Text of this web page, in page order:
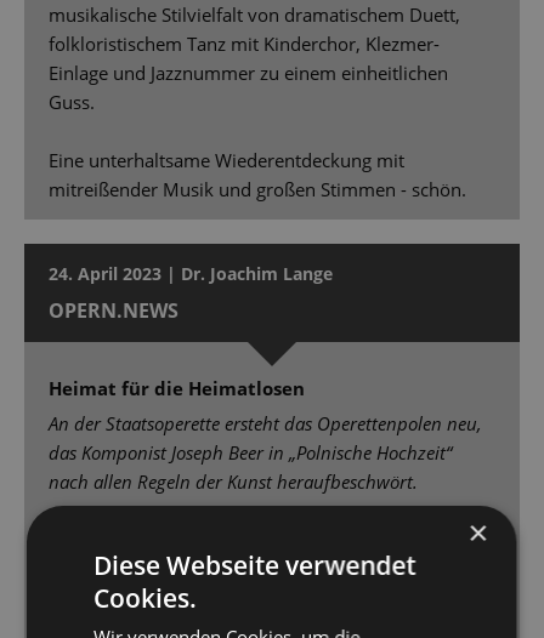
musikalische Stilvielfalt von dramatischem Duett,
folkloristischem Tanz mit Kinderchor, Klezmer-
Einlage und Jazznummer zu einem einheitlichen
Guss.
Eine unterhaltsame Wiederentdeckung mit
mitreißender Musik und großen Stimmen - schön.
24. April 2023 | Dr. Joachim Lange
OPERN.NEWS
Heimat für die Heimatlosen
An der Staatsoperette ersteht das Operettenpolen neu,
das Komponist Joseph Beer in „Polnische Hochzeit“
nach allen Regeln der Kunst heraufbeschwört.
Johannes Pell und das Orchester der Staatsoperette
gehen mit Lust am Melodienschmelz und zum
aufrauschenden Revuepathos der großen
Ensemblenummern in die Vollen. [...] Der kraftvoll
×
Diese Webseite verwendet
Cookies.